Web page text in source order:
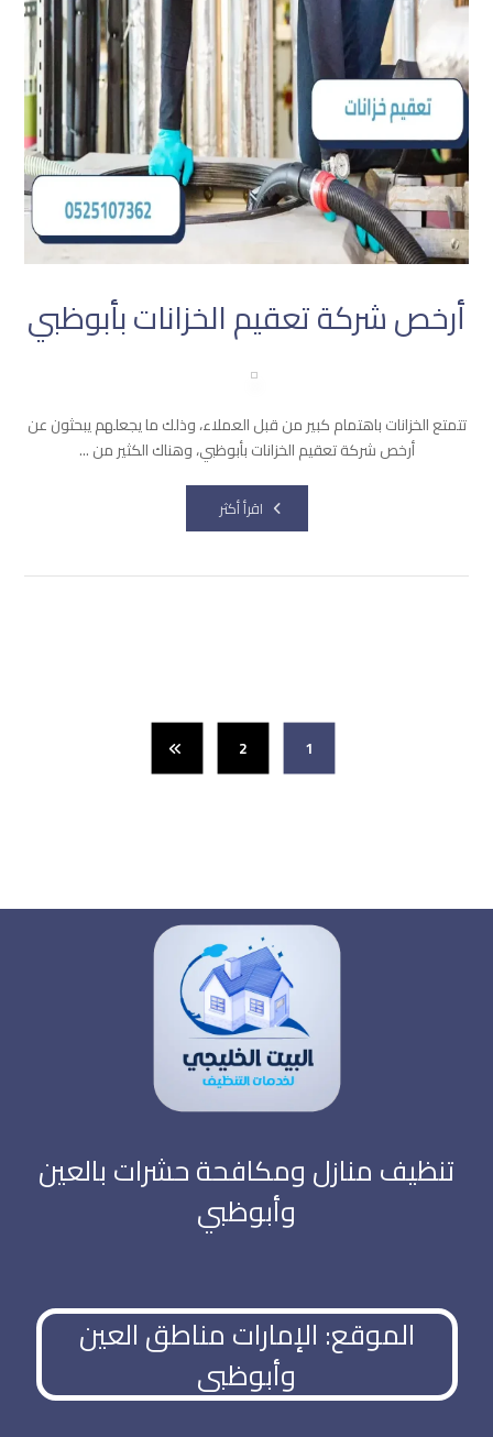
أرخص شركة تعقيم الخزانات بأبوظبي
تتمتع الخزانات باهتمام كبير من قبل العملاء، وذلك ما يجعلهم يبحثون عن
أرخص شركة تعقيم الخزانات بأبوظبي، وهناك الكثير من ...
اقرأ أكثر
1
2
تنظيف منازل ومكافحة حشرات بالعين
وأبوظبي
الموقع: الإمارات مناطق العين
وأبوظبي